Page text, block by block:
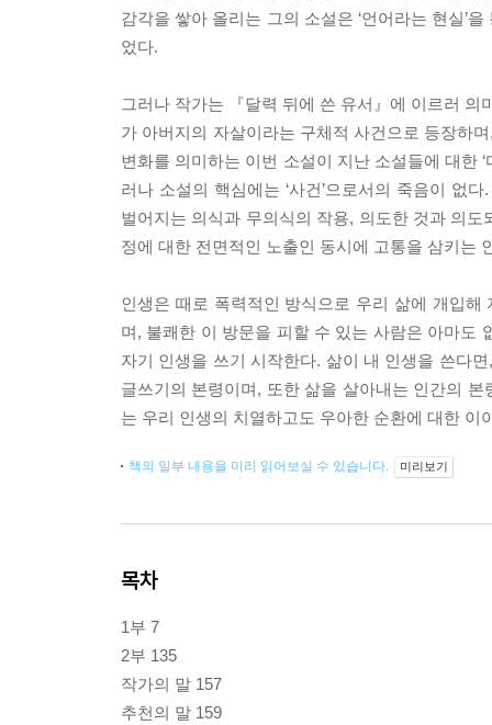
감각을 쌓아 올리는 그의 소설은 ‘언어라는 현실’
었다.
그러나 작가는 『달력 뒤에 쓴 유서』에 이르러
가 아버지의 자살이라는 구체적 사건으로 등장하
변화를 의미하는 이번 소설이 지난 소설들에 대한
러나 소설의 핵심에는 ‘사건’으로서의 죽음이 없
벌어지는 의식과 무의식의 작용, 의도한 것과 의
정에 대한 전면적인 노출인 동시에 고통을 삼키는
인생은 때로 폭력적인 방식으로 우리 삶에 개입
며, 불쾌한 이 방문을 피할 수 있는 사람은 아마도
자기 인생을 쓰기 시작한다. 삶이 내 인생을 쓴다
글쓰기의 본령이며, 또한 삶을 살아내는 인간의
는 우리 인생의 치열하고도 우아한 순환에 대한 이
책의 일부 내용을 미리 읽어보실 수 있습니다. 미리보기
목차
1부 7
2부 135
작가의 말 157
추천의 말 159